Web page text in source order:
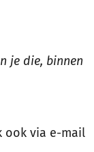
je die, binnen
ook via e-mail